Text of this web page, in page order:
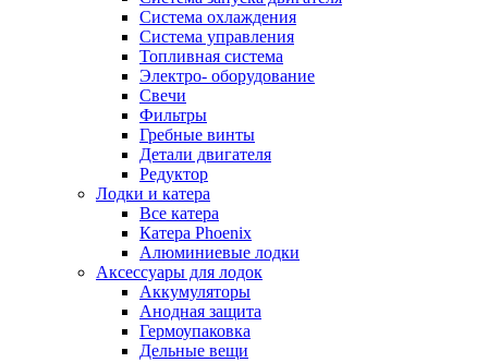
Система охлаждения
Система управления
Топливная система
Электро- оборудование
Свечи
Фильтры
Гребные винты
Детали двигателя
Редуктор
Лодки и катера
Все катера
Катера Phoenix
Алюминиевые лодки
Аксессуары для лодок
Аккумуляторы
Анодная защита
Гермоупаковка
Дельные вещи